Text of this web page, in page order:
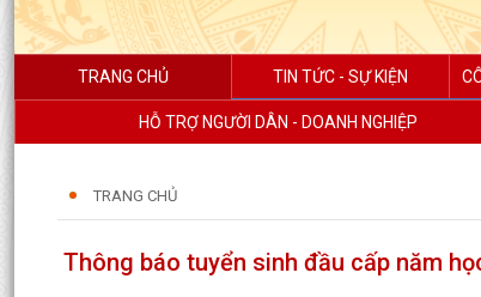
TRANG CHỦ TIN TỨC - SỰ KIỆN
HỖ TRỢ NGƯỜI DÂN - DOANH NGHIỆP
TRANG CHỦ
Thông báo tuyển sinh đầu cấp năm